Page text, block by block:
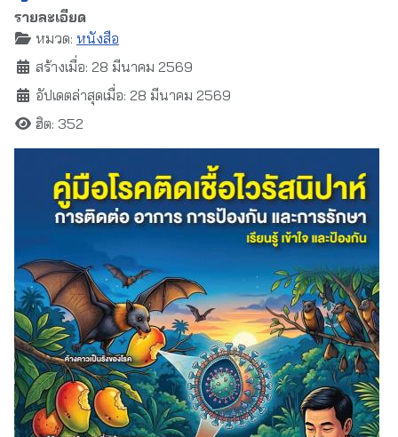
รายละเอียด
หมวด: หนังสือ
สร้างเมื่อ: 28 มีนาคม 2569
อัปเดตล่าสุดเมื่อ: 28 มีนาคม 2569
ฮิต: 352